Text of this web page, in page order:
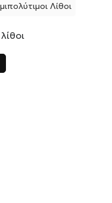
Λίθοι